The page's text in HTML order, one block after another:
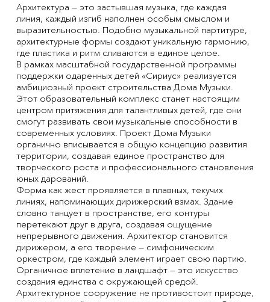
Архитектура — это застывшая музыка, где каждая
линия, каждый изгиб наполнен особым смыслом и
выразительностью. Подобно музыкальной партитуре,
архитектурные формы создают уникальную гармонию,
где пластика и ритм сливаются в единое целое.
В рамках масштабной государственной программы
поддержки одаренных детей «Сириус» реализуется
амбициозный проект строительства Дома Музыки.
Этот образовательный комплекс станет настоящим
центром притяжения для талантливых детей, где они
смогут развивать свои музыкальные способности в
современных условиях. Проект Дома Музыки
органично вписывается в общую концепцию развития
территории, создавая единое пространство для
творческого роста и профессионального становления
юных дарований.
Форма как жест проявляется в плавных, текучих
линиях, напоминающих дирижерский взмах. Здание
словно танцует в пространстве, его контуры
перетекают друг в друга, создавая ощущение
непрерывного движения. Архитектор становится
дирижером, а его творение — симфоническим
оркестром, где каждый элемент играет свою партию.
Органичное вплетение в ландшафт — это искусство
создания единства с окружающей средой.
Архитектурное сооружение не противостоит природе,